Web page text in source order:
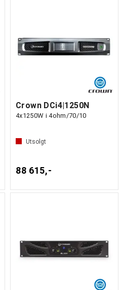
Crown DCi4|1250N
4x1250W i 4ohm/70/10
Utsolgt
88 615,-